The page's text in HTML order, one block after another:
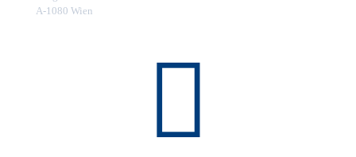
A-1080 Wien